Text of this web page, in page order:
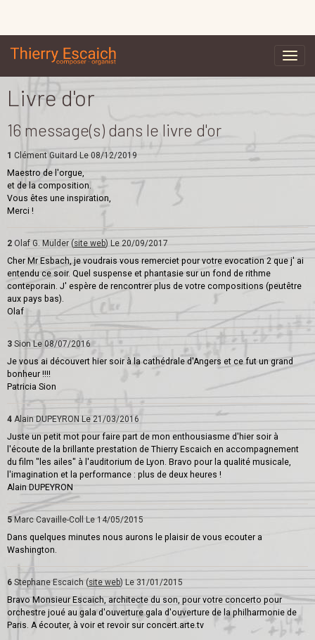
Livre d'or
16 message(s) dans le livre d'or
1 Clément Guitard Le 08/12/2019
Maestro de l'orgue,
et de la composition.
Vous êtes une inspiration,
Merci !
2 Olaf G. Mulder (site web) Le 20/09/2017
Cher Mr Esbach, je voudrais vous remerciet pour votre evocation 2 que j' ai
entendu ce soir. Quel suspense et phantasie sur un fond de rithme
conteporain. J' espère de rencontrer plus de votre compositions (peutêtre
aux pays bas).
Olaf
3 Sion Le 08/07/2016
Je vous ai découvert hier soir à la cathédrale d'Angers et ce fut un grand
bonheur !!!!
Patricia Sion
4 Alain DUPEYRON Le 21/03/2016
Juste un petit mot pour faire part de mon enthousiasme d'hier soir à
l'écoute de la brillante prestation de Thierry Escaich en accompagnement
du film "les ailes" à l'auditorium de Lyon. Bravo pour la qualité musicale,
l'imagination et la performance : plus de deux heures !
Alain DUPEYRON
5 Marc Cavaille-Coll Le 14/05/2015
Dans quelques minutes nous aurons le plaisir de vous ecouter a
Washington.
6 Stephane Escaich (site web) Le 31/01/2015
Bravo Monsieur Escaich, architecte du son, pour votre concerto pour
orchestre joué au gala d'ouverture gala d'ouverture de la philharmonie de
Paris. A écouter, à voir et revoir sur concert.arte.tv